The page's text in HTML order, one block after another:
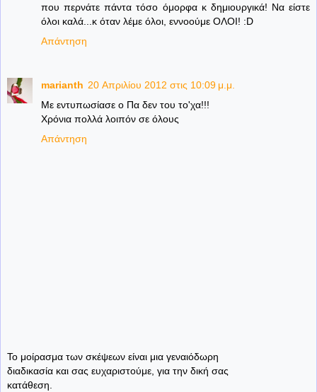
που περνάτε πάντα τόσο όμορφα κ δημιουργικά! Να είστε
όλοι καλά...κ όταν λέμε όλοι, εννοούμε ΟΛΟΙ! :D
Απάντηση
marianth 20 Απριλίου 2012 στις 10:09 μ.μ.
Με εντυπωσίασε ο Πα δεν του το'χα!!!
Χρόνια πολλά λοιπόν σε όλους
Απάντηση
Το μοίρασμα των σκέψεων είναι μια γεναιόδωρη
διαδικασία και σας ευχαριστούμε, για την δική σας
κατάθεση.